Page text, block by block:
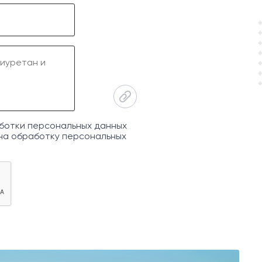
персональных данных
обработку персональных